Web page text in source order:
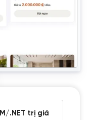
.NET trị giá